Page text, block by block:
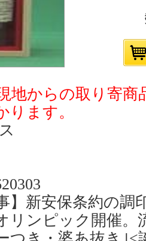
地からの取り寄商
ります。
】新安保条約の調
リンピック開催。